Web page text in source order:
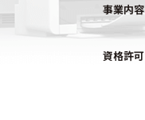
事業内容
資格許可